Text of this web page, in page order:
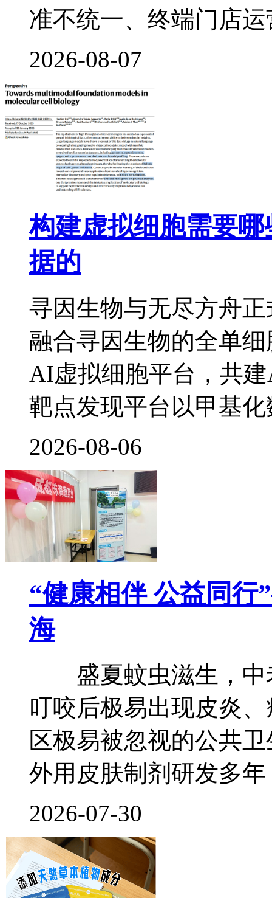
准不统一、终端门店运
2026-08-07
构建虚拟细胞需要
据的
寻因生物与无尽方舟
融合寻因生物的全单
AI虚拟细胞平台，共
靶点发现平台以甲基化
2026-08-06
“健康相伴 公益同
海
盛夏蚊虫滋生，中
叮咬后极易出现皮炎
区极易被忽视的公共
外用皮肤制剂研发多年
2026-07-30